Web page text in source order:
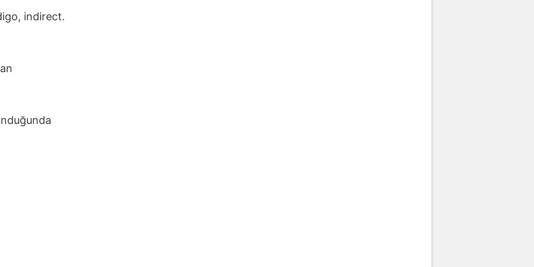
indirect.